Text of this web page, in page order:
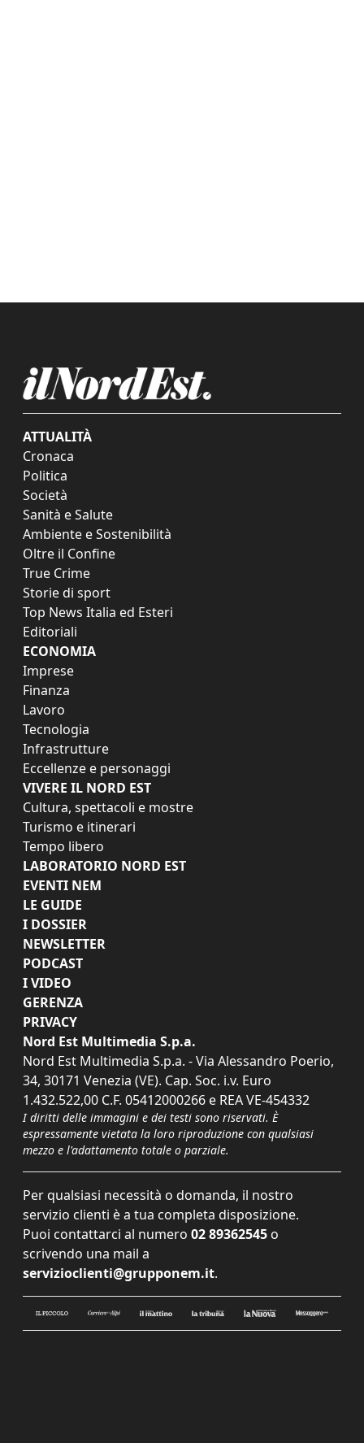
ATTUALITÀ
Cronaca
Politica
Società
Sanità e Salute
Ambiente e Sostenibilità
Oltre il Confine
True Crime
Storie di sport
Top News Italia ed Esteri
Editoriali
ECONOMIA
Imprese
Finanza
Lavoro
Tecnologia
Infrastrutture
Eccellenze e personaggi
VIVERE IL NORD EST
Cultura, spettacoli e mostre
Turismo e itinerari
Tempo libero
LABORATORIO NORD EST
EVENTI NEM
LE GUIDE
I DOSSIER
NEWSLETTER
PODCAST
I VIDEO
GERENZA
PRIVACY
Nord Est Multimedia S.p.a.
Nord Est Multimedia S.p.a. - Via Alessandro Poerio,
34, 30171 Venezia (VE). Cap. Soc. i.v. Euro
1.432.522,00 C.F. 05412000266 e REA VE-454332
I diritti delle immagini e dei testi sono riservati. È
espressamente vietata la loro riproduzione con qualsiasi
mezzo e l'adattamento totale o parziale.
Per qualsiasi necessità o domanda, il nostro
servizio clienti è a tua completa disposizione.
Puoi contattarci al numero 02 89362545 o
scrivendo una mail a
servizioclienti@grupponem.it.